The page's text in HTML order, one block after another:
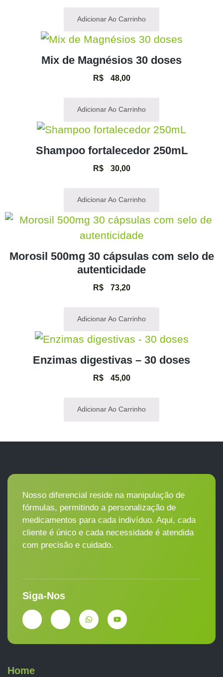
Adicionar Ao Carrinho
Mix de Magnésios 30 doses
R$48,00
Adicionar Ao Carrinho
Shampoo fortalecedor 250mL
R$30,00
Adicionar Ao Carrinho
Morosil 500mg 30 cápsulas com selo de
autenticidade
R$73,20
Adicionar Ao Carrinho
Enzimas digestivas – 30 doses
R$45,00
Adicionar Ao Carrinho
Nosso diferencial reside na manipulação de
fórmulas, permitindo a personalização de
medicamentos para cada indivíduo. Aqui, cada
cliente é único e cada necessidade é atendida
com precisão e cuidado.
Siga-Nos
Home